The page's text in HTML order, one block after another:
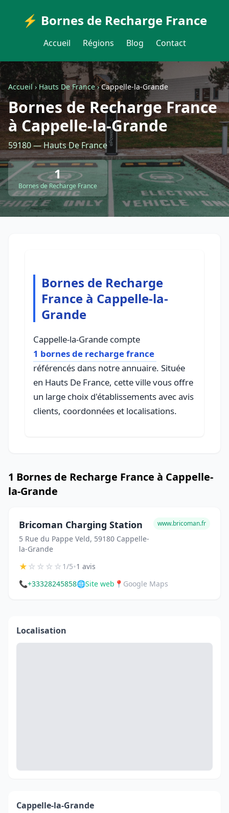
⚡ Bornes de Recharge France
Accueil Régions Blog Contact
Accueil›Hauts De France›Cappelle-la-Grande
Bornes de Recharge France
à Cappelle-la-Grande
59180 — Hauts De France
1
Bornes de Recharge France
Bornes de Recharge
France à Cappelle-la-
Grande
Cappelle-la-Grande compte
1 bornes de recharge france
référencés dans notre annuaire. Située
en Hauts De France, cette ville vous offre
un large choix d'établissements avec avis
clients, coordonnées et localisations.
1 Bornes de Recharge France à Cappelle-
la-Grande
Bricoman Charging Station
5 Rue du Pappe Veld, 59180 Cappelle-
la-Grande
www.bricoman.fr
★☆☆☆☆1/5•1 avis
📞+33328245858🌐Site web 📍 Google Maps
Localisation
Cappelle-la-Grande